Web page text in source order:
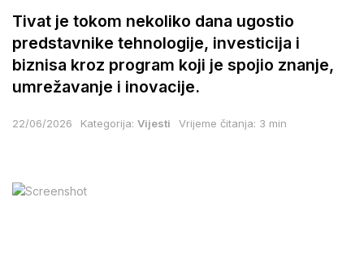
Tivat je tokom nekoliko dana ugostio
predstavnike tehnologije, investicija i
biznisa kroz program koji je spojio znanje,
umrežavanje i inovacije.
22/06/2026 Kategorija: Vijesti Vrijeme čitanja: 3 min